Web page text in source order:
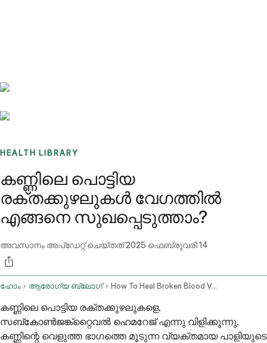
HEALTH LIBRARY
കണ്ണിലെ പൊട്ടിയ
രക്തക്കുഴലുകൾ വേഗത്തിൽ
എങ്ങനെ സുഖപ്പെടുത്താം?
അവസാനം അപ്ഡേറ്റ് ചെയ്തത്2025 ഫെബ്രുവരി 14
ഹോം ആരോഗ്യ ബ്ലോഗ് How To Heal Broken Blood Vessels In The Eye Fast
കണ്ണിലെ പൊട്ടിയ രക്തക്കുഴലുകളെ,
സബ്‌കോൺജങ്ക്റ്റൈവൽ ഹെമറേജ് എന്നു വിളിക്കുന്നു,
കണ്ണിന്റെ വെളുത്ത ഭാഗത്തെ മൂടുന്ന വ്യക്തമായ പാളിയുടെ